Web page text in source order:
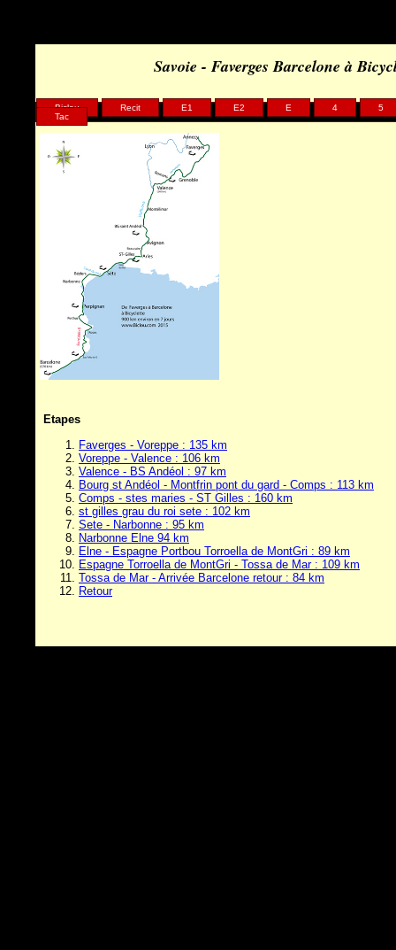
Savoie - Faverges Barcelone à
Biclou Recit E1 E2 E 4
5
Tac
Etapes
Faverges - Voreppe : 135 km
Voreppe - Valence : 106 km
Valence - BS Andéol : 97 km
Bourg st Andéol - Montfrin pont du gard - Comps : 113 km
Comps - stes maries - ST Gilles : 160 km
st gilles grau du roi sete : 102 km
Sete - Narbonne : 95 km
Narbonne Elne 94 km
Elne - Espagne Portbou Torroella de MontGri : 89 km
Espagne Torroella de MontGri - Tossa de Mar: 109 km
Tossa de Mar- Arrivée Barcelone retour : 84 km
Retour